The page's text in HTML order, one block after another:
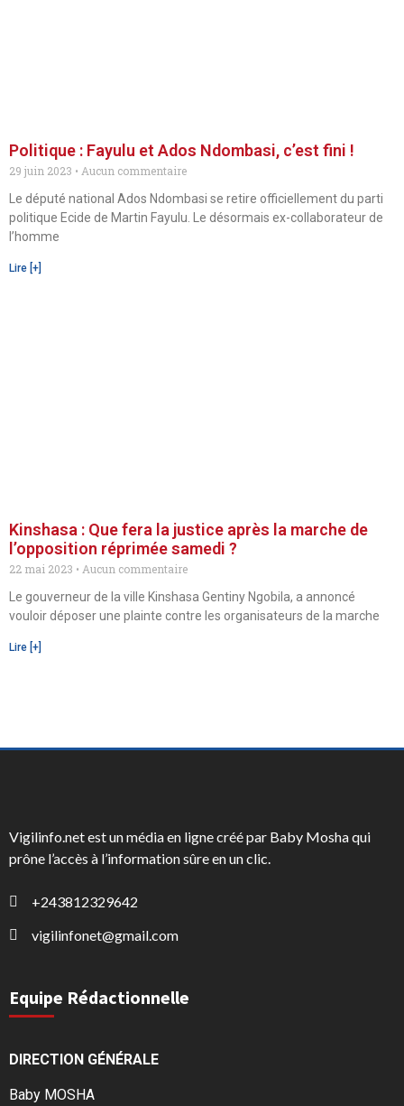
Politique : Fayulu et Ados Ndombasi, c’est fini !
29 juin 2023
Aucun commentaire
Le député national Ados Ndombasi se retire officiellement du parti
politique Ecide de Martin Fayulu. Le désormais ex-collaborateur de
l’homme
Lire [+]
Kinshasa : Que fera la justice après la marche de
l’opposition réprimée samedi ?
22 mai 2023
Aucun commentaire
Le gouverneur de la ville Kinshasa Gentiny Ngobila, a annoncé
vouloir déposer une plainte contre les organisateurs de la marche
Lire [+]
Vigilinfo.net est un média en ligne créé par Baby Mosha qui
prône l’accès à l’information sûre en un clic.
+243812329642
vigilinfonet@gmail.com
Equipe Rédactionnelle
DIRECTION GÉNÉRALE
Baby MOSHA